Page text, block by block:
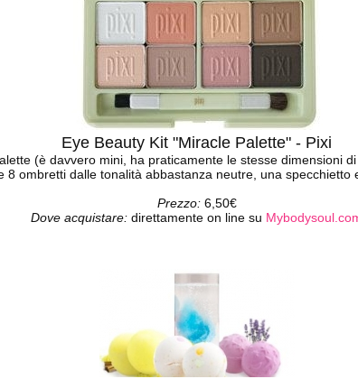
Eye Beauty Kit "Miracle Palette" - Pixi
(è davvero mini, ha praticamente le stesse dimensioni
8 ombretti dalle tonalità abbastanza neutre, una specchietto
Prezzo:6,50€
Dove acquistare: direttamente on line su